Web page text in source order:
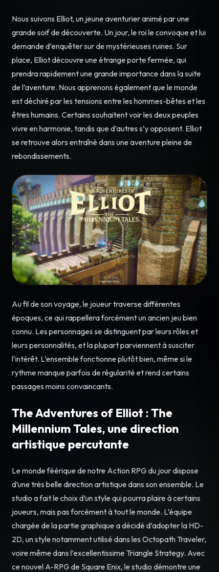
Nous suivons Elliot, un jeune aventurier animé par une
grande soif de découverte. Un jour, le roi le convoque et lui
demande d’enquêter sur de mystérieuses ruines. Sur
place, Elliot découvre une étrange porte fermée, qui
prendra rapidement une grande importance dans la suite
de l’aventure. Nous apprenons également que le monde
est déchiré par les tensions entre les hommes-bêtes et les
êtres humains. Certains souhaitent voir les deux peuples
vivre en harmonie, tandis que d’autres s’y opposent. Elliot
se retrouve alors entraîné dans une aventure pleine de
rebondissements.
Au fil de son voyage, le joueur traverse différentes
époques, ce qui rappellera forcément un ancien jeu bien
connu. Les personnages se distinguent par leurs rôles et
leurs personnalités, et la plupart parviennent à susciter
l’intérêt. L’ensemble fonctionne plutôt bien, même si le
rythme manque parfois de régularité et rend certains
passages moins convaincants.
The Adventures of Elliot : The
Millennium Tales, une direction
artistique percutante
Le monde féérique de notre Action RPG du jour dispose
d’une très belle direction artistique dans son ensemble. Le
studio a fait le choix d’un style qui pourra plaire à certains
joueurs, mais pas forcément à tout le monde. L’équipe
chargée de la partie graphique a décidé d’adopter la HD-
2D, un style notamment utilisé dans les Octopath Traveler,
voire même dans l’excellentissime Triangle Strategy. Avec
ce nouvel A-RPG de Square Enix, le studio démontre une